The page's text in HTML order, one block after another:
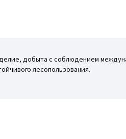
добыта с соблюдением
лесопользования.